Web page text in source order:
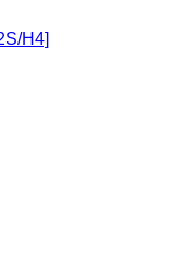
H4]